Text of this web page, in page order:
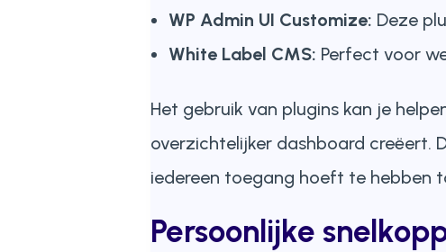
WP Admin UI Customize: Deze
White Label CMS: Perfect voor
Het gebruik van plugins kan je
overzichtelijker dashboard creëert.
iedereen toegang hoeft te hebben
Persoonlijke